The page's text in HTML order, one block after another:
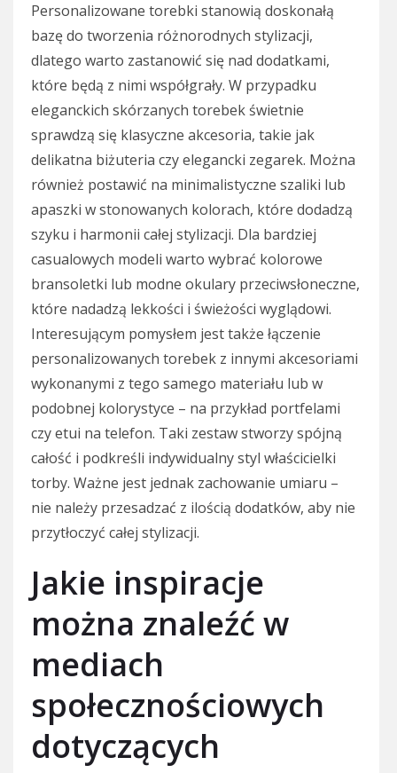
Personalizowane torebki stanowią doskonałą
bazę do tworzenia różnorodnych stylizacji,
dlatego warto zastanowić się nad dodatkami,
które będą z nimi współgrały. W przypadku
eleganckich skórzanych torebek świetnie
sprawdzą się klasyczne akcesoria, takie jak
delikatna biżuteria czy elegancki zegarek. Można
również postawić na minimalistyczne szaliki lub
apaszki w stonowanych kolorach, które dodadzą
szyku i harmonii całej stylizacji. Dla bardziej
casualowych modeli warto wybrać kolorowe
bransoletki lub modne okulary przeciwsłoneczne,
które nadadzą lekkości i świeżości wyglądowi.
Interesującym pomysłem jest także łączenie
personalizowanych torebek z innymi akcesoriami
wykonanymi z tego samego materiału lub w
podobnej kolorystyce – na przykład portfelami
czy etui na telefon. Taki zestaw stworzy spójną
całość i podkreśli indywidualny styl właścicielki
torby. Ważne jest jednak zachowanie umiaru –
nie należy przesadzać z ilością dodatków, aby nie
przytłoczyć całej stylizacji.
Jakie inspiracje
można znaleźć w
mediach
społecznościowych
dotyczących